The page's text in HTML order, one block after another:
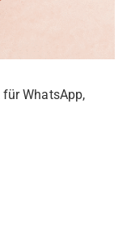
WhatsApp,